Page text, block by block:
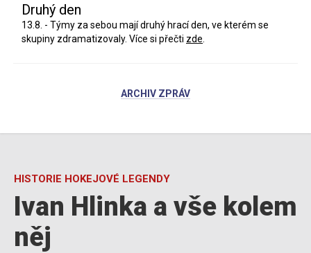
Druhý den
13.8. - Týmy za sebou mají druhý hrací den, ve kterém se
skupiny zdramatizovaly. Více si přečti zde
ARCHIV ZPRÁV
HISTORIE HOKEJOVÉ LEGENDY
Ivan Hlinka a vše kolem
něj